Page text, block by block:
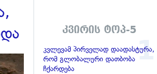
კვირის ტოპ-5
კვლევამ პირველად დაადასტურა,
რომ გლობალური დათბობა
ჩქარდება